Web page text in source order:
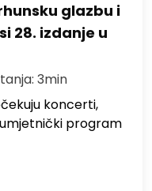
glazbu i
28. izdanje u
3min
koncerti,
program